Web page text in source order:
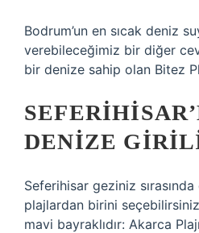
Bodrum’un en sıcak deniz
verebileceğimiz bir diğer
bir denize sahip olan Bitez
DENIZE
Seferihisar geziniz
plajlardan birini
mavi bayraklıdır: Akarca